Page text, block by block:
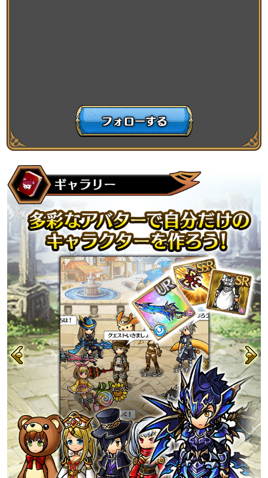
お知らせ
TVアニメ『転生したら第七王子だったので、気ままに魔術
を極めます』とコラボ開催！
2024-03-14
TVアニメ『魔都精兵のスレイブ』コラボ終了しました
2024-03-01
お知らせ
TVアニメ『魔都精兵のスレイブ』とコラボ開催！
2023-07-14
お知らせ
TVアニメ『リコリス・リコイル』コラボ終了しました
2023-07-01
お知らせ
TVアニメ『リコリス・リコイル』とコラボ開催！
2023-03-15
お知らせ
アニメ『痛いのは嫌なので防御力に極振りしたいと思いま
す。2』コラボ終了しました
2023-03-01
お知らせ
アニメ『痛いのは嫌なので防御力に極振りしたいと思いま
す。2』とコラボ開催！
2022-11-16
お知らせ
TVアニメ『進撃の巨人』コラボ終了しました
2022-10-26
お知らせ
TVアニメ『進撃の巨人』とコラボを開催！
2022-08-31
お知らせ
TVアニメ『盾の勇者の成り上がり Season 2』コラボ終了
Previous Next